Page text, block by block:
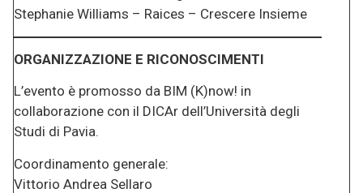
Stephanie Williams – Raices – Crescere Insieme
ORGANIZZAZIONE E RICONOSCIMENTI
L’evento è promosso da BIM (K)now! in
collaborazione con il DICAr dell’Università degli
Studi di Pavia.
Coordinamento generale:
Vittorio Andrea Sellaro